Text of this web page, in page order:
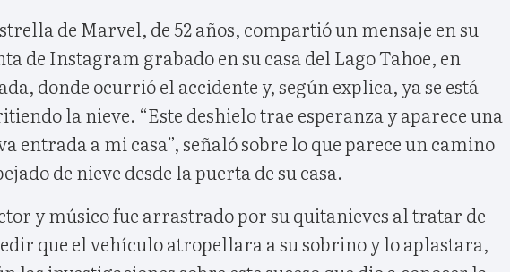
de Marvel, de 52 años, compartió un mensaje en su
de Instagram grabado en su casa del Lago Tahoe, en
donde ocurrió el accidente y, según explica, ya se está
la nieve. “Este deshielo trae esperanza y aparece una
entrada a mi casa”, señaló sobre lo que parece un camino
de nieve desde la puerta de su casa.
y músico fue arrastrado por su quitanieves al tratar de
que el vehículo atropellara a su sobrino y lo aplastara,